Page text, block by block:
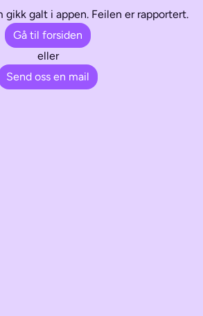
gikk galt i appen. Feilen er rapportert.
Gå til forsiden
eller
Send oss en mail